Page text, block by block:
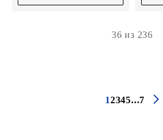
36 из 236
12345...7